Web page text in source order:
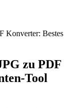
Konverter: Bestes
zu PDF
Tool